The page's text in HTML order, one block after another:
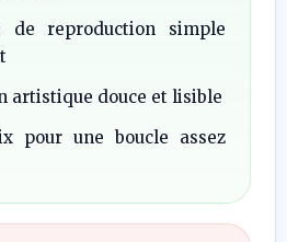
de reproduction simple
artistique douce et lisible
pour une boucle assez